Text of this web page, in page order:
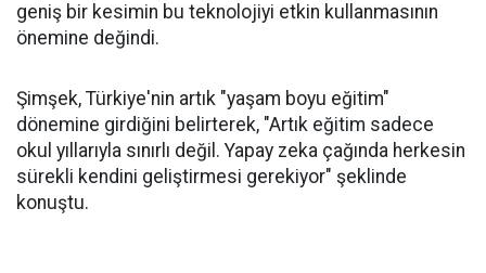
geniş bir kesimin bu teknolojiyi etkin kullanmasının
önemine değindi.
Şimşek, Türkiye'nin artık "yaşam boyu eğitim"
dönemine girdiğini belirterek, "Artık eğitim sadece
okul yıllarıyla sınırlı değil. Yapay zeka çağında herkesin
sürekli kendini geliştirmesi gerekiyor" şeklinde
konuştu.